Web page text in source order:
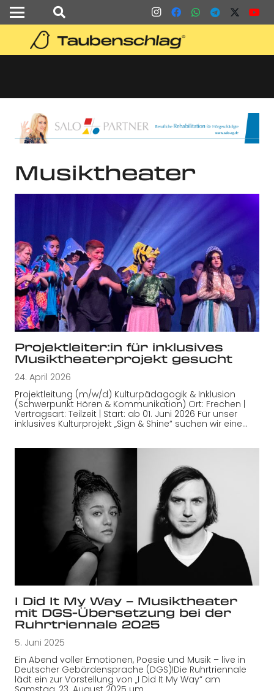
Musiktheater
Projektleiter:in für inklusives
Musiktheaterprojekt gesucht
24. April 2026
Projektleitung (m/w/d) Kulturpädagogik & Inklusion
(Schwerpunkt Hören & Kommunikation) Ort: Frechen |
Vertragsart: Teilzeit | Start: ab 01. Juni 2026 Für unser
inklusives Kulturprojekt „Sign & Shine“ suchen wir eine…
I Did It My Way – Musiktheater
mit DGS-Übersetzung bei der
Ruhrtriennale 2025
5. Juni 2025
Ein Abend voller Emotionen, Poesie und Musik – live in
Deutscher Gebärdensprache (DGS)!Die Ruhrtriennale
lädt ein zur Vorstellung von „I Did It My Way“ am